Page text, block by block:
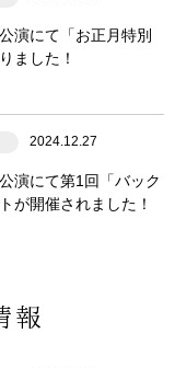
演にて「お正月特別
ました！
2024.12.27
演にて第1回「バック
が開催されました！
報